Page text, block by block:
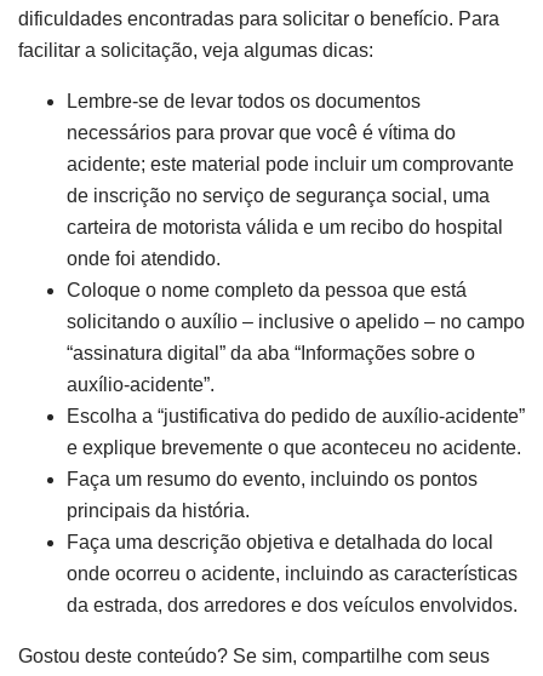
dificuldades encontradas para solicitar o benefício. Para
facilitar a solicitação, veja algumas dicas:
Lembre-se de levar todos os documentos
necessários para provar que você é vítima do
acidente; este material pode incluir um comprovante
de inscrição no serviço de segurança social, uma
carteira de motorista válida e um recibo do hospital
onde foi atendido.
Coloque o nome completo da pessoa que está
solicitando o auxílio – inclusive o apelido – no campo
“assinatura digital” da aba “Informações sobre o
auxílio-acidente”.
Escolha a “justificativa do pedido de auxílio-acidente”
e explique brevemente o que aconteceu no acidente.
Faça um resumo do evento, incluindo os pontos
principais da história.
Faça uma descrição objetiva e detalhada do local
onde ocorreu o acidente, incluindo as características
da estrada, dos arredores e dos veículos envolvidos.
Gostou deste conteúdo? Se sim, compartilhe com seus